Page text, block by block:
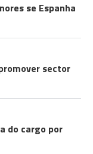
se Espanha
sector
do cargo por